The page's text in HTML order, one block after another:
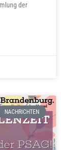
der
NACHRICHTEN